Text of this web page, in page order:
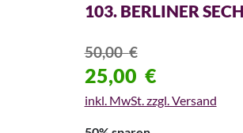
103. BERLINER
50,00€
25,00 €
inkl. MwSt. zzgl. Versand